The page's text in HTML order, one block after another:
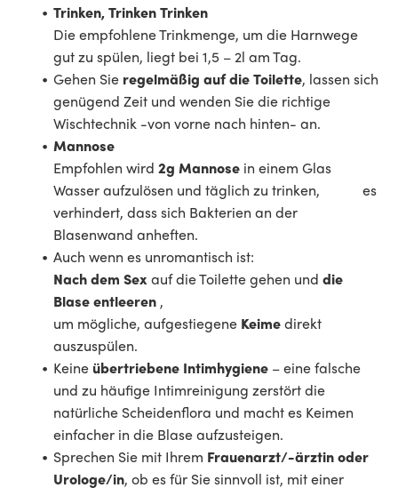
Trinken, Trinken Trinken
Die empfohlene Trinkmenge, um die Harnwege
gut zu spülen, liegt bei 1,5 – 2l am Tag.
Gehen Sie regelmäßig auf die Toilette, lassen sich
genügend Zeit und wenden Sie die richtige
Wischtechnik -von vorne nach hinten- an.
Mannose
Empfohlen wird 2g Mannose in einem Glas
Wasser aufzulösen und täglich zu trinken, es
verhindert, dass sich Bakterien an der
Blasenwand anheften.
Auch wenn es unromantisch ist:
Nach dem Sexauf die Toilette gehen und die
Blase entleeren ,
um mögliche, aufgestiegene Keimedirekt
auszuspülen.
Keine übertriebene Intimhygiene – eine falsche
und zu häufige Intimreinigung zerstört die
natürliche Scheidenflora und macht es Keimen
einfacher in die Blase aufzusteigen.
Sprechen Sie mit Ihrem Frauenarzt/-ärztin oder
Urologe/in, ob es für Sie sinnvoll ist, mit einer